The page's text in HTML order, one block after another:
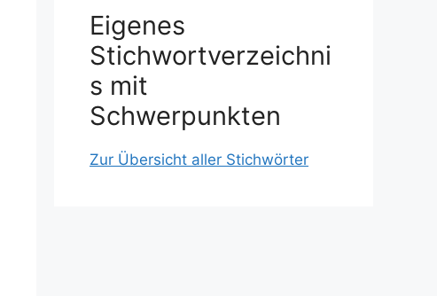
Eigenes
Stichwortverzeichni
s mit
Schwerpunkten
Zur Übersicht aller Stichwörter